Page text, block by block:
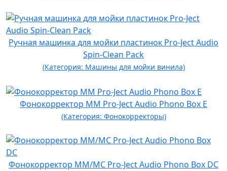
Ручная машинка для мойки пластинок Pro-Ject Audio
Spin-Clean Pack
(Категория: Машины для мойки винила)
Фонокорректор MM Pro-Ject Audio Phono Box E
(Категория: Фонокорректоры)
Фонокорректор MM/MC Pro-Ject Audio Phono Box DC